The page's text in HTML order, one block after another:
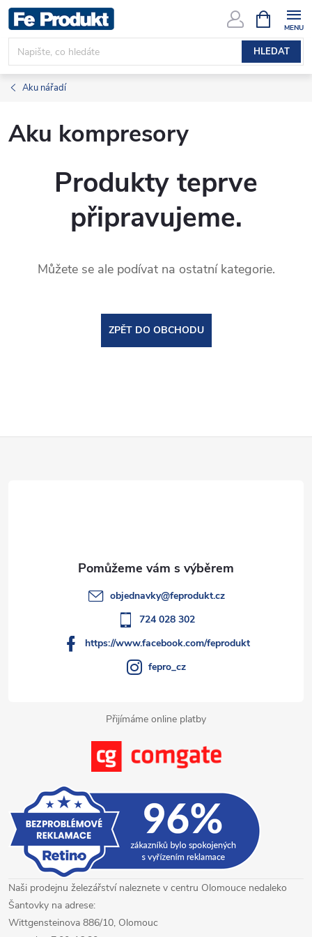
Přejít
na
obsah
HLEDAT
NÁKUPNÍ
KOŠÍK
Aku nářadí
Aku kompresory
Produkty teprve
připravujeme.
Můžete se ale podívat na ostatní kategorie.
ZPĚT DO OBCHODU
Přijímáme online platby
objednavky@feprodukt.cz
724 028 302
https://www.facebook.com/feprodukt
fepro_cz
Naši prodejnu železářství naleznete v centru Olomouce nedaleko
Šantovky na adrese:
Wittgensteinova 886/10, Olomouc